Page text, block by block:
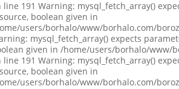
line 191 Warning: mysql_fetch_array()
boolean given in
users/borhalo/www/borhalo.com/
mysql_fetch_array() expects
given in /home/users/borhalo/www/
line 191 Warning: mysql_fetch_array()
boolean given in
users/borhalo/www/borhalo.com/